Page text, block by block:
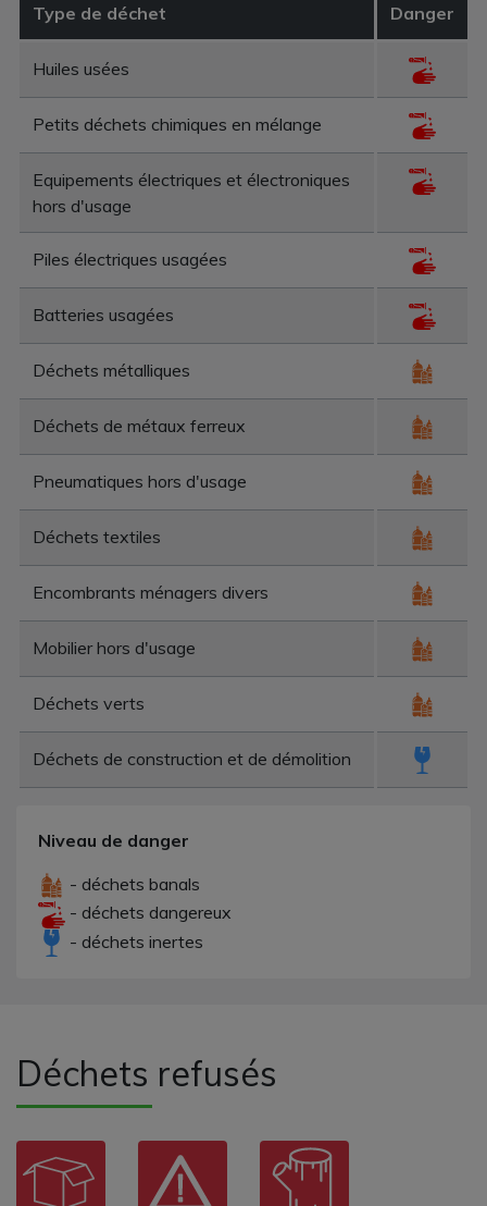
Type de déchet Danger
Huiles usées
Petits déchets chimiques en mélange
Equipements électriques et électroniques
hors d'usage
Piles électriques usagées
Batteries usagées
Déchets métalliques
Déchets de métaux ferreux
Pneumatiques hors d'usage
Déchets textiles
Encombrants ménagers divers
Mobilier hors d'usage
Déchets verts
Déchets de construction et de démolition
Niveau de danger
- déchets banals
- déchets dangereux
- déchets inertes
Déchets refusés